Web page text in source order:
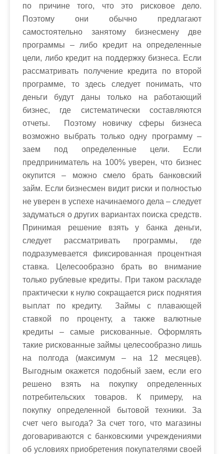
по причине того, что это рисковое дело.
Поэтому они обычно предлагают
самостоятельно занятому бизнесмену две
программы – либо кредит на определенные
цели, либо кредит на поддержку бизнеса. Если
рассматривать получение кредита по второй
программе, то здесь следует понимать, что
деньги будут даны только на работающий
бизнес, где систематически составляются
отчеты. Поэтому новичку сферы бизнеса
возможно выбрать только одну программу –
заем под определенные цели. Если
предприниматель на 100% уверен, что бизнес
окупится – можно смело брать банковский
займ. Если бизнесмен видит риски и полностью
не уверен в успехе начинаемого дела – следует
задуматься о других вариантах поиска средств.
Принимая решение взять у банка деньги,
следует рассматривать программы, где
подразумевается фиксированная процентная
ставка. Целесообразно брать во внимание
только рублевые кредиты. При таком раскладе
практически к нулю сокращается риск поднятия
выплат по кредиту. Займы с плавающей
ставкой по проценту, а также валютные
кредиты – самые рискованные. Оформлять
такие рискованные займы целесообразно лишь
на полгода (максимум – на 12 месяцев).
Выгодным окажется подобный заем, если его
решено взять на покупку определенных
потребительских товаров. К примеру, на
покупку определенной бытовой техники. За
счет чего выгода? За счет того, что магазины
договариваются с банковскими учреждениями
об условиях приобретения покупателями своей